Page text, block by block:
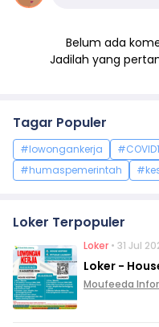
Belum ada
Jadilah yang
Tagar Populer
#lowongankerja
#humaspemerintah
Loker Terpopuler
Loker • 31 Jul
Loker -
Moufeeda